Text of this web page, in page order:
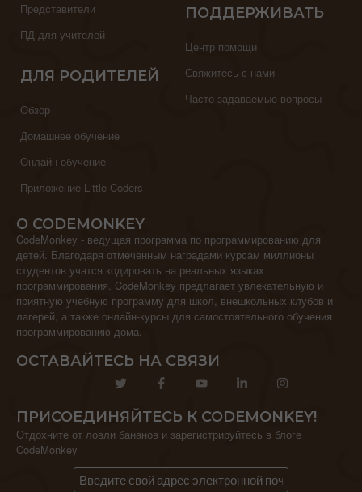
Представители
ПД для учителей
ДЛЯ РОДИТЕЛЕЙ
Обзор
Домашнее обучение
Онлайн обучение
Приложение Little Coders
ПОДДЕРЖИВАТЬ
Центр помощи
Свяжитесь с нами
Часто задаваемые вопросы
О CODEMONKEY
CodeMonkey - ведущая программа по программированию для
детей. Благодаря отмеченным наградами курсам миллионы
студентов учатся кодировать на реальных языках
программирования. CodeMonkey предлагает увлекательную и
приятную учебную программу для школ, внешкольных клубов и
лагерей, а также онлайн-курсы для самостоятельного обучения
программированию дома.
ОСТАВАЙТЕСЬ НА СВЯЗИ
ПРИСОЕДИНЯЙТЕСЬ К CODEMONKEY!
Отдохните от ловли бананов и зарегистрируйтесь в блоге
CodeMonkey